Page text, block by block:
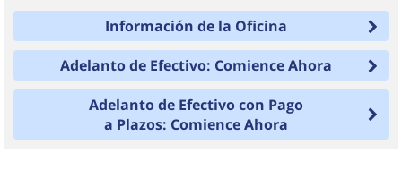
Información de la Oficina
Adelanto de Efectivo: Comience Ahora
Adelanto de Efectivo con Pago
a Plazos: Comience Ahora